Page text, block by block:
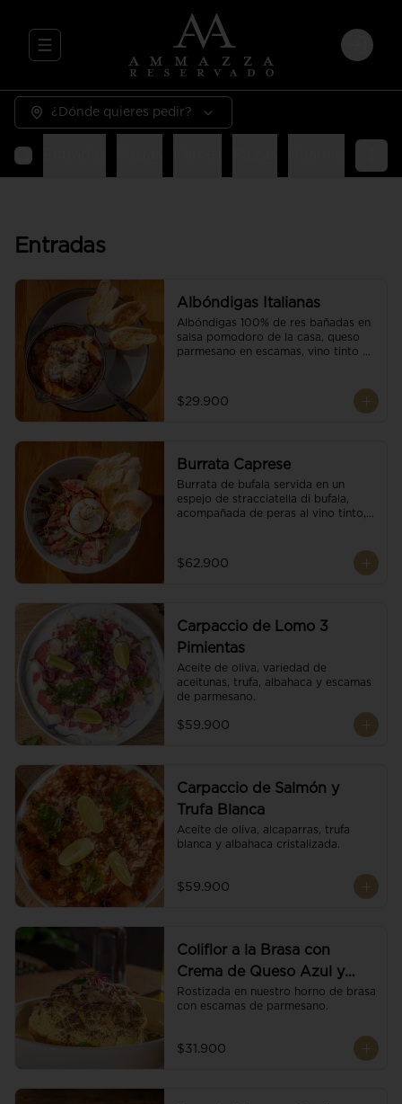
Abrir menu de navegación Login
¿Dónde quieres pedir?
Entradas
Albóndigas Italianas
Albóndigas 100% de res bañadas en
salsa pomodoro de la casa, queso
parmesano en escamas, vino tinto y
$29.900
Burrata Caprese
Burrata de bufala servida en un
espejo de stracciatella di bufala,
acompañada de peras al vino tinto,
pesto y reducción de balsámico.
$62.900
Carpaccio de Lomo 3
Pimientas
Aceite de oliva, variedad de
aceitunas, trufa, albahaca y escamas
de parmesano.
$59.900
Carpaccio de Salmón y
Trufa Blanca
Aceite de oliva, alcaparras, trufa
blanca y albahaca cristalizada.
$59.900
Coliflor a la Brasa con
Crema de Queso Azul y
Vino
Rostizada en nuestro horno de brasa
con escamas de parmesano.
$31.900